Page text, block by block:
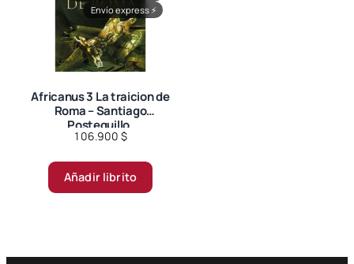
Africanus 3 La traicion de
Roma – Santiago
Posteguillo.
106.900 $
Envío express ⚡
Añadir librito